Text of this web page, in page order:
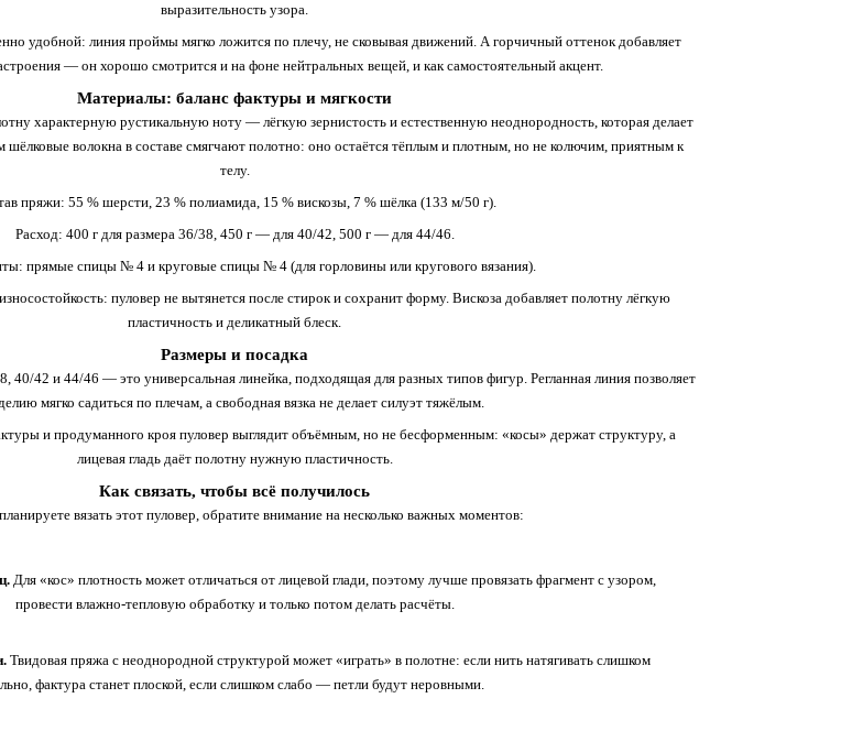
выразительность узора.
удобной: линияпроймымягко ложитсяпо плечу,несковываядвижений.Агорчичныйоттенокдобавляет
— он хорошо смотрится и на фоне нейтральных вещей, и каксамостоятельный акцент.
Материалы: баланс фактуры и мягкости
характернуюрустикальнуюноту— лёгкуюзернистостьиестественнуюнеоднородность,котораяделает
шёлковые волокна в составе смягчают полотно: оно остаётся тёплым и плотным, но не колючим, приятным к
телу.
пряжи: 55 % шерсти,23 % полиамида,15 % вискозы,7 % шёлка(133 м/50 г).
Расход: 400 гдляразмера36/38,450 г— для40/42,500 г— для44/46.
прямые спицы № 4 и круговые спицы № 4 (для горловины или кругового вязания).
износостойкость: пуловер не вытянется после стироки сохранит форму. Вискоза добавляет полотну лёгкую
пластичность и деликатный блеск.
Размеры и посадка
40/42 и 44/46 — это универсальная линейка, подходящая для разных типов фигур. Регланная линия позволяет
мягко садиться по плечам, а свободная вязка не делает силуэт тяжёлым.
и продуманного кроя пуловер выглядит объёмным, но не бесформенным: «косы» держат структуру, а
лицеваягладьдаётполотнунужнуюпластичность.
Как связать, чтобы всё получилось
вязатьэтотпуловер,обратитевниманиенанесколько важныхмоментов:
Для «кос» плотность может отличаться от лицевой глади, поэтому лучше провязать фрагмент с узором,
провестивлажно‑тепловуюобработкуитолько потомделатьрасчёты.
Твидоваяпряжаснеоднороднойструктуройможет«играть» вполотне: еслинитьнатягиватьслишком
фактурастанетплоской,еслислишкомслабо — петлибудутнеровными.